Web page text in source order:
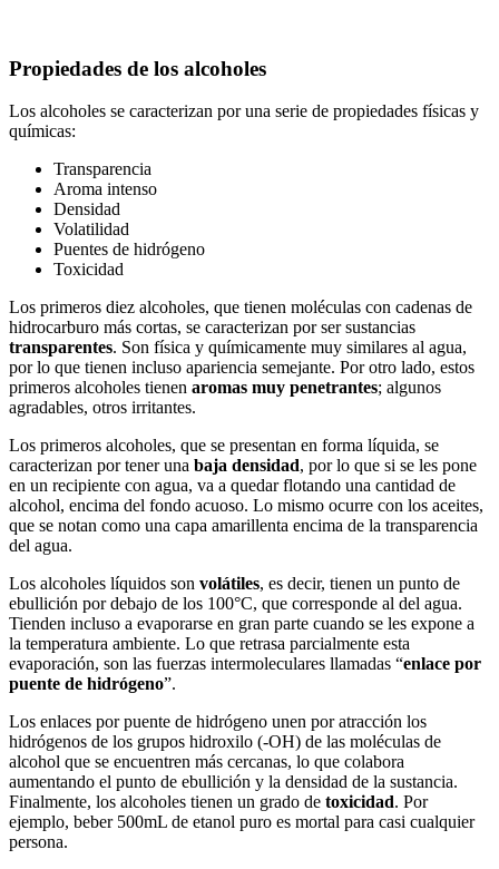
Propiedades de los alcoholes
Los alcoholes se caracterizan por una serie de propiedades físicas y
químicas:
Transparencia
Aroma intenso
Densidad
Volatilidad
Puentes de hidrógeno
Toxicidad
Los primeros diez alcoholes, que tienen moléculas con cadenas de
hidrocarburo más cortas, se caracterizan por ser sustancias
transparentes. Son física y químicamente muy similares al agua,
por lo que tienen incluso apariencia semejante. Por otro lado, estos
primeros alcoholes tienen aromas muy penetrantes; algunos
agradables, otros irritantes.
Los primeros alcoholes, que se presentan en forma líquida, se
caracterizan por tener una baja densidad, por lo que si se les pone
en un recipiente con agua, va a quedar flotando una cantidad de
alcohol, encima del fondo acuoso. Lo mismo ocurre con los aceites,
que se notan como una capa amarillenta encima de la transparencia
del agua.
Los alcoholes líquidos son volátiles, es decir, tienen un punto de
ebullición por debajo de los 100°C, que corresponde al del agua.
Tienden incluso a evaporarse en gran parte cuando se les expone a
la temperatura ambiente. Lo que retrasa parcialmente esta
evaporación, son las fuerzas intermoleculares llamadas “enlace por
puente de hidrógeno”.
Los enlaces por puente de hidrógeno unen por atracción los
hidrógenos de los grupos hidroxilo (-OH) de las moléculas de
alcohol que se encuentren más cercanas, lo que colabora
aumentando el punto de ebullición y la densidad de la sustancia.
Finalmente, los alcoholes tienen un grado de toxicidad. Por
ejemplo, beber 500mL de etanol puro es mortal para casi cualquier
persona.